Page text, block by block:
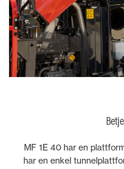
MF 1E 40 har en
har en enkel